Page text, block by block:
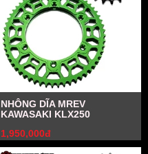
NHÔNG DĨA MREV
KAWASAKI KLX250
1,950,000đ